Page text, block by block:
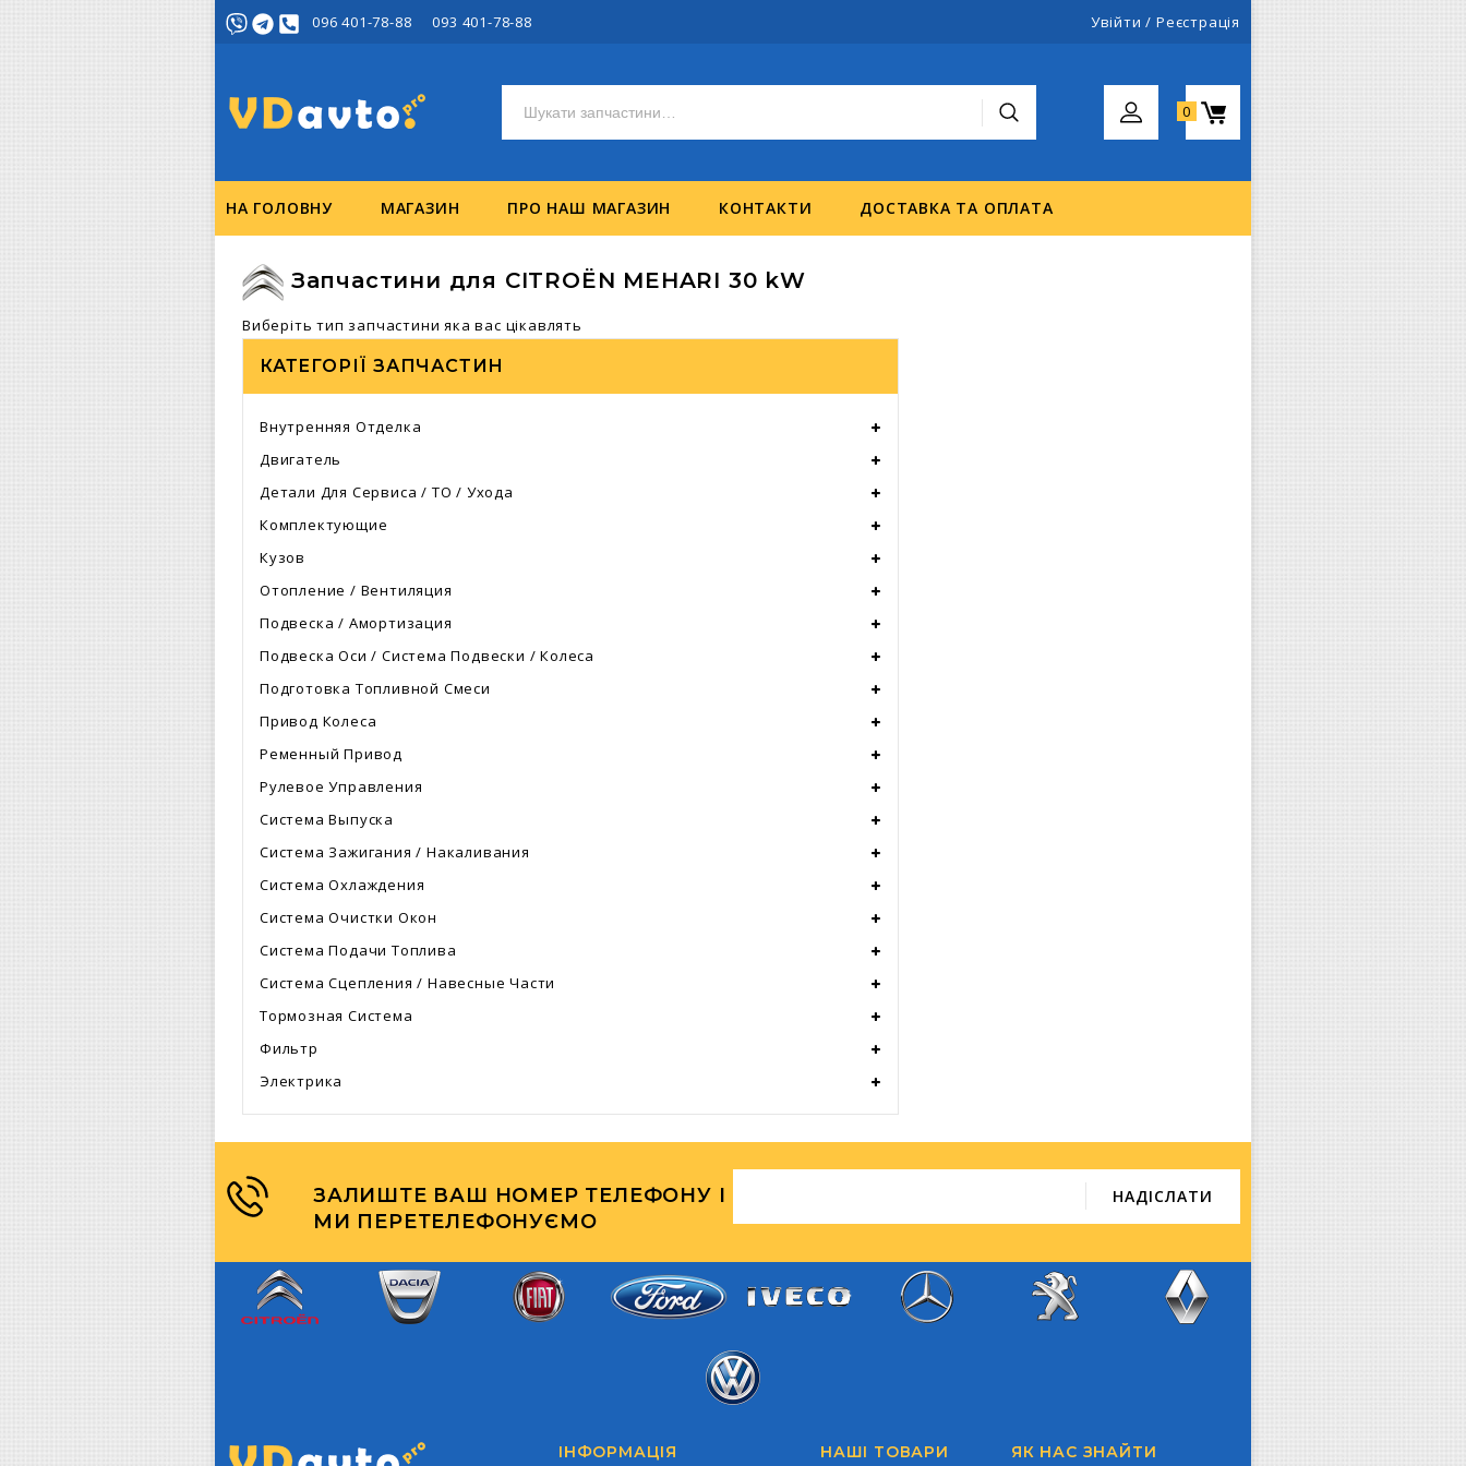
096 401-78-88 093 401-78-88 Увійти / Реєстрація
0
НА ГОЛОВНУ МАГАЗИН ПРО НАШ МАГАЗИН КОНТАКТИ ДОСТАВКА ТА ОПЛАТА
Запчастини для CITROËN MEHARI 30 kW
Виберіть тип запчастини яка вас цікавлять
КАТЕГОРІЇ ЗАПЧАСТИН
Внутренняя Отделка
Двигатель
Детали Для Сервиса / ТО / Ухода
Комплектующие
Кузов
Отопление / Вентиляция
Подвеска / Амортизация
Подвеска Оси / Система Подвески / Колеса
Подготовка Топливной Смеси
Привод Колеса
Ременный Привод
Рулевое Управления
Система Выпуска
Система Зажигания / Накаливания
Система Охлаждения
Система Очистки Окон
Система Подачи Топлива
Система Сцепления / Навесные Части
Тормозная Система
Фильтр
Электрика
ЗАЛИШТЕ ВАШ НОМЕР ТЕЛЕФОНУ І
МИ ПЕРЕТЕЛЕФОНУЄМО
ІНФОРМАЦІЯ
НАШІ ТОВАРИ ЯК НАС ЗНАЙТИ